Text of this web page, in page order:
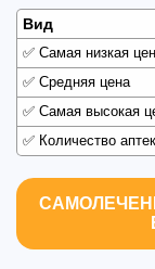
Вид
✅ Самая низкая
✅ Средняя цена
✅ Самая высокая
✅ Количество аптек